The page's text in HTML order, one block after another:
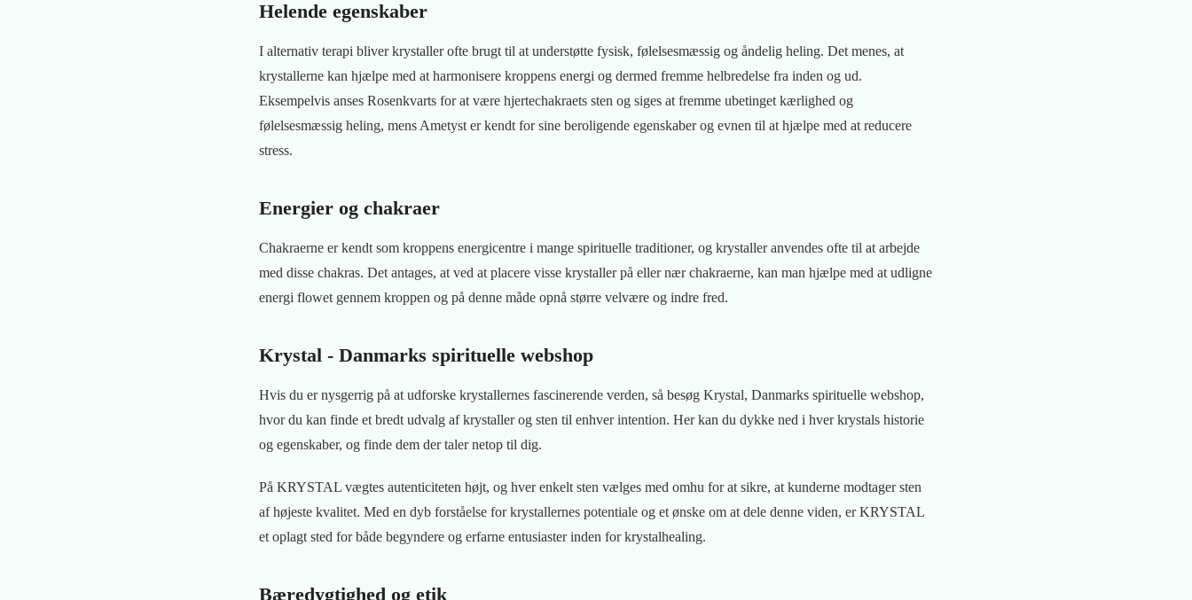
Helende egenskaber
I alternativ terapi bliver krystaller ofte brugt til at understøtte fysisk, følelsesmæssig og åndelig heling. Det menes, at
krystallerne kan hjælpe med at harmonisere kroppens energi og dermed fremme helbredelse fra inden og ud.
Eksempelvis anses Rosenkvarts for at være hjertechakraets sten og siges at fremme ubetinget kærlighed og
følelsesmæssig heling, mens Ametyst er kendt for sine beroligende egenskaber og evnen til at hjælpe med at reducere
stress.
Energier og chakraer
Chakraerne er kendt som kroppens energicentre i mange spirituelle traditioner, og krystaller anvendes ofte til at arbejde
med disse chakras. Det antages, at ved at placere visse krystaller på eller nær chakraerne, kan man hjælpe med at udligne
energi flowet gennem kroppen og på denne måde opnå større velvære og indre fred.
Krystal - Danmarks spirituelle webshop
Hvis du er nysgerrig på at udforske krystallernes fascinerende verden, så besøg Krystal, Danmarks spirituelle webshop,
hvor du kan finde et bredt udvalg af krystaller og sten til enhver intention. Her kan du dykke ned i hver krystals historie
og egenskaber, og finde dem der taler netop til dig.
På KRYSTAL vægtes autenticiteten højt, og hver enkelt sten vælges med omhu for at sikre, at kunderne modtager sten
af højeste kvalitet. Med en dyb forståelse for krystallernes potentiale og et ønske om at dele denne viden, er KRYSTAL
et oplagt sted for både begyndere og erfarne entusiaster inden for krystalhealing.
Bæredygtighed og etik